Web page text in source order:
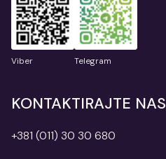
Viber Telegram
KONTAKTIRAJTE NAS
+381 (011) 30 30 680